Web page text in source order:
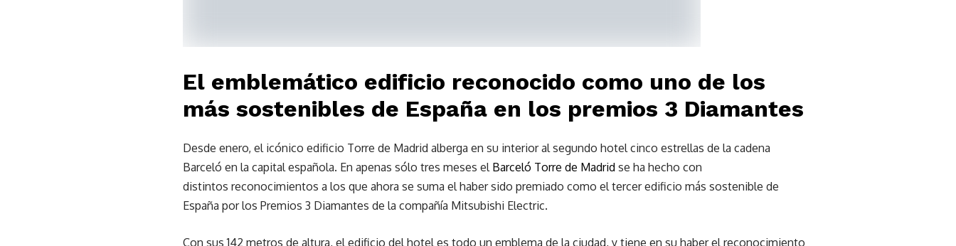
El emblemático edificio reconocido como uno de los
más sostenibles de España en los premios 3 Diamantes
Desde enero, el icónico edificio Torre de Madrid alberga en su interior al segundo hotel cinco estrellas de la cadena
Barceló en la capital española. En apenas sólo tres meses el Barceló Torre de Madrid se ha hecho con
distintos reconocimientos a los que ahora se suma el haber sido premiado como el tercer edificio más sostenible de
España por los Premios 3 Diamantes de la compañía Mitsubishi Electric.
Con sus 142 metros de altura, el edificio del hotel es todo un emblema de la ciudad, y tiene en su haber el reconocimiento